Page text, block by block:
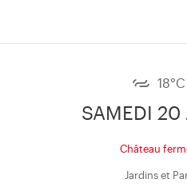
SAMEDI 20
Château
Jardins et